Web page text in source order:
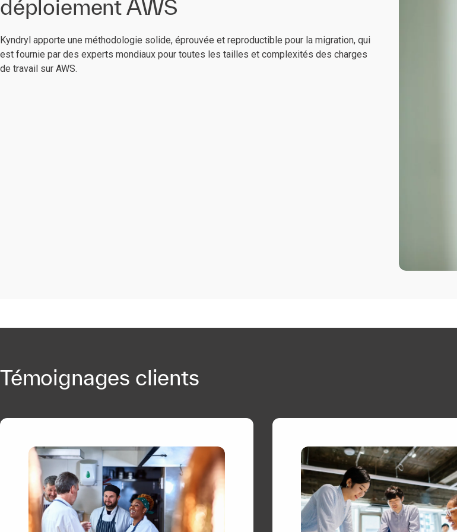
déploiement AWS
Kyndryl apporte une méthodologie solide, éprouvée et reproductible pour la migration, qui
est fournie par des experts mondiaux pour toutes les tailles et complexités des charges
de travail sur AWS.
Témoignages clients